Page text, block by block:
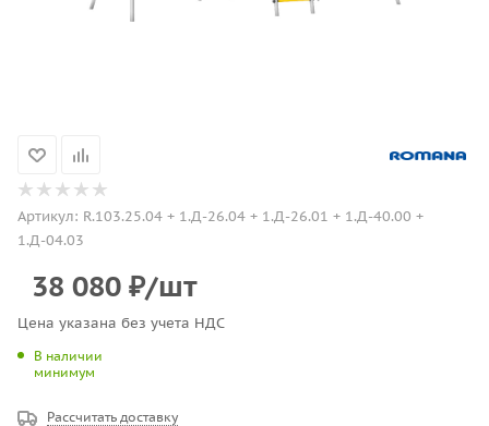
Артикул: R.103.25.04 + 1.Д-26.04 + 1.Д-26.01 + 1.Д-40.00 +
1.Д-04.03
38 080 ₽/шт
Цена указана без учета НДС
В наличии
минимум
Рассчитать доставку